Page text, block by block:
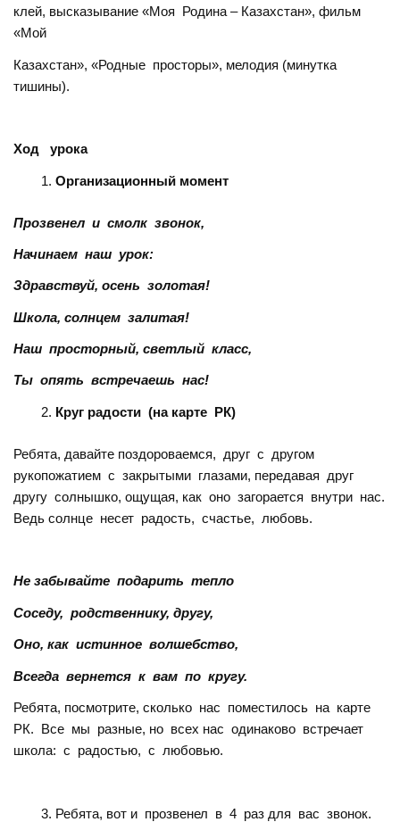
клей, высказывание «Моя Родина – Казахстан», фильм
«Мой
Казахстан», «Родные просторы», мелодия (минутка
тишины).
Ход урока
Организационный момент
Прозвенел и смолк звонок,
Начинаем наш урок:
Здравствуй, осень золотая!
Школа, солнцем залитая!
Наш просторный, светлый класс,
Ты опять встречаешь нас!
Круг радости (на карте РК)
Ребята, давайте поздороваемся, друг с другом
рукопожатием с закрытыми глазами, передавая друг
другу солнышко, ощущая, как оно загорается внутри нас.
Ведь солнце несет радость, счастье, любовь.
Не забывайте подарить тепло
Соседу, родственнику, другу,
Оно, как истинное волшебство,
Всегда вернется к вам по кругу.
Ребята, посмотрите, сколько нас поместилось на карте
РК. Все мы разные, но всех нас одинаково встречает
школа: с радостью, с любовью.
Ребята, вот и прозвенел в 4 раз для вас звонок.